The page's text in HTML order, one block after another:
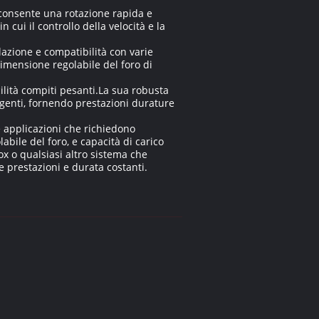
una rotazione rapida e
cui il controllo della velocità e la
e compatibilità con varie
regolabile del foro di
compiti pesanti.La sua robusta
fornendo prestazioni durature
che richiedono
del foro, e capacità di carico
o qualsiasi altro sistema che
prestazioni e durata costanti.